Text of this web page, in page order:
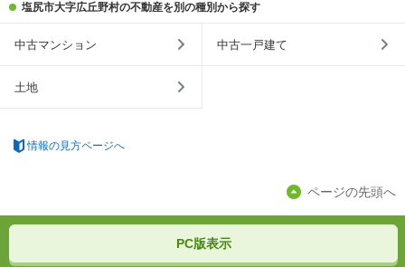
塩尻市大字広丘野村の不動産を別の種別から探す
中古マンション 中古一戸建て
土地
情報の見方ページへ
ページの先頭へ
PC版表示